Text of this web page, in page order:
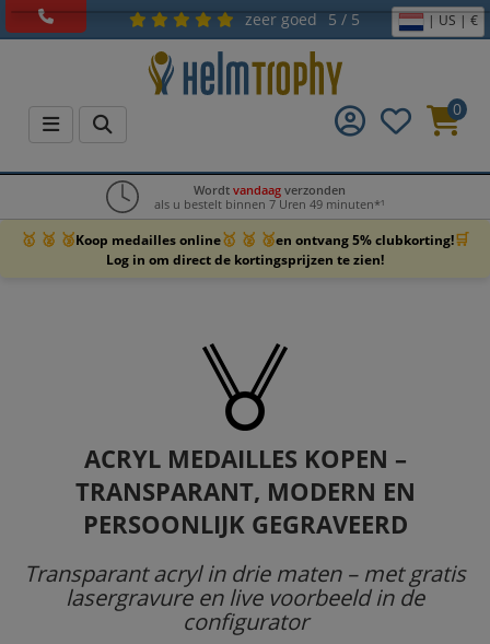
zeer goed 5 / 5 | US | €
0
Wordt vandaagverzonden
als u bestelt binnen 7 Uren 49 minuten*¹
🥇 🥈 🥉Koop medailles online🥇 🥈 🥉en ontvang 5% clubkorting!🛒
Log in om direct de kortingsprijzen te zien!
ACRYL MEDAILLES KOPEN –
TRANSPARANT, MODERN EN
PERSOONLIJK GEGRAVEERD
Transparant acryl in drie maten – met gratis
lasergravure en live voorbeeld in de
configurator